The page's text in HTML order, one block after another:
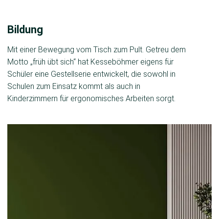
Bildung
Mit einer Bewegung vom Tisch zum Pult. Getreu dem
Motto „früh übt sich“ hat Kesseböhmer eigens für
Schüler eine Gestellserie entwickelt, die sowohl in
Schulen zum Einsatz kommt als auch in
Kinderzimmern für ergonomisches Arbeiten sorgt.